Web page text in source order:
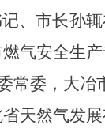
、市长孙
气安全生
常委，大
天然气发